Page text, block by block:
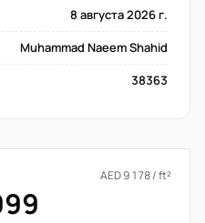
8 августа 2026 г.
Muhammad Naeem Shahid
38363
AED 9 178 / ft²